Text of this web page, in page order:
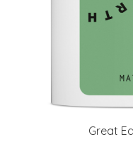
Great